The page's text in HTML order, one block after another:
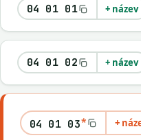
04 01 01 + název
04 01 02 + název
04 01 03* +